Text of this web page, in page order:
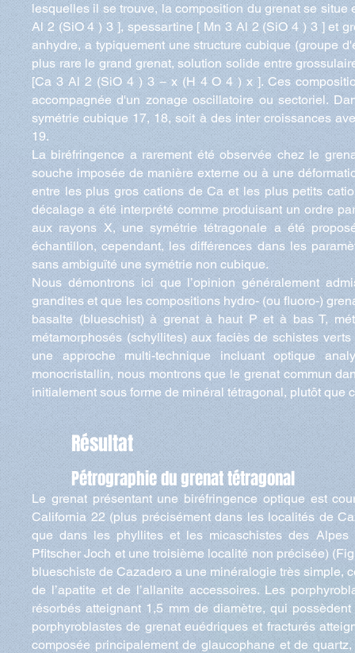
lesquelles il se trouve, la composition du grenat se
Al 2 (SiO 4 ) 3 ], spessartine [ Mn 3 Al 2 (SiO 4 ) 3 ] et
anhydre, a typiquement une structure cubique (groupe
plus rare le grand grenat, solution solide entre
[Ca 3 Al 2 (SiO 4 ) 3 − x (H 4 O 4 ) x ]. Ces
accompagnée d'un zonage oscillatoire ou sectoriel.
symétrie cubique 17, 18, soit à des inter croissances
19.
La biréfringence a rarement été observée chez le
souche imposée de manière externe ou à une
entre les plus gros cations de Ca et les plus petits
décalage a été interprété comme produisant un ordre
aux rayons X, une symétrie tétragonale a été
échantillon, cependant, les différences dans les
sans ambiguïté une symétrie non cubique.
Nous démontrons ici que l’opinion généralement
grandites et que les compositions hydro- (ou fluoro-)
basalte (blueschist) à grenat à haut P et à bas T,
métamorphosés (schyllites) aux faciès de schistes
une approche multi-technique incluant optique
monocristallin, nous montrons que le grenat commun
initialement sous forme de minéral tétragonal, plutôt que
Résultat
Pétrographie du grenat tétragonal
Le grenat présentant une biréfringence optique est
California 22 (plus précisément dans les localités de
que dans les phyllites et les micaschistes des Alpes
Pfitscher Joch et une troisième localité non précisée)
blueschiste de Cazadero a une minéralogie très simple,
de l’apatite et de l’allanite accessoires. Les
résorbés atteignant 1,5 mm de diamètre, qui
porphyroblastes de grenat euédriques et fracturés
composée principalement de glaucophane et de